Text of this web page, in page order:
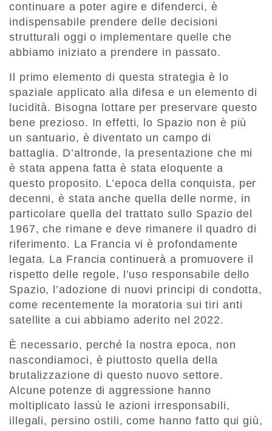
continuare a poter agire e difenderci, è
indispensabile prendere delle decisioni
strutturali oggi o implementare quelle che
abbiamo iniziato a prendere in passato.
Il primo elemento di questa strategia è lo
spaziale applicato alla difesa e un elemento di
lucidità. Bisogna lottare per preservare questo
bene prezioso. In effetti, lo Spazio non è più
un santuario, è diventato un campo di
battaglia. D’altronde, la presentazione che mi
è stata appena fatta è stata eloquente a
questo proposito. L’epoca della conquista, per
decenni, è stata anche quella delle norme, in
particolare quella del trattato sullo Spazio del
1967, che rimane e deve rimanere il quadro di
riferimento. La Francia vi è profondamente
legata. La Francia continuerà a promuovere il
rispetto delle regole, l’uso responsabile dello
Spazio, l’adozione di nuovi principi di condotta,
come recentemente la moratoria sui tiri anti
satellite a cui abbiamo aderito nel 2022.
È necessario, perché la nostra epoca, non
nascondiamoci, è piuttosto quella della
brutalizzazione di questo nuovo settore.
Alcune potenze di aggressione hanno
moltiplicato lassù le azioni irresponsabili,
illegali, persino ostili, come hanno fatto qui giù,